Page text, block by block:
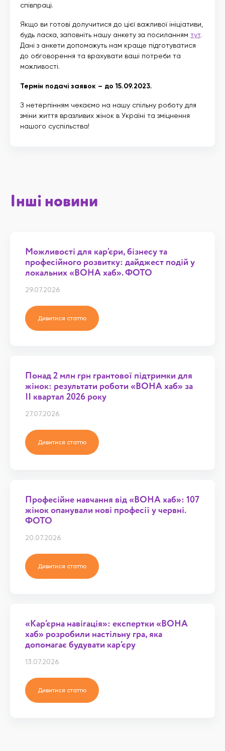
співпраці.
Якщо ви готові долучитися до цієї важливої ініціативи,
будь ласка, заповніть нашу анкету за посиланням тут.
Дані з анкети допоможуть нам краще підготуватися
до обговорення та врахувати ваші потреби та
можливості.
Термін подачі заявок – до 15.09.2023.
З нетерпінням чекаємо на нашу спільну роботу для
зміни життя вразливих жінок в Україні та зміцнення
нашого суспільства!
Інші новини
Можливості для кар’єри, бізнесу та
професійного розвитку: дайджест подій у
локальних «ВОНА хаб». ФОТО
29.07.2026
Дивитися статтю
Понад 2 млн грн грантової підтримки для
жінок: результати роботи «ВОНА хаб» за
ІІ квартал 2026 року
27.07.2026
Дивитися статтю
Професійне навчання від «ВОНА хаб»: 107
жінок опанували нові професії у червні.
ФОТО
20.07.2026
Дивитися статтю
«Кар’єрна навігація»: експертки «ВОНА
хаб» розробили настільну гра, яка
допомагає будувати кар’єру
13.07.2026
Дивитися статтю